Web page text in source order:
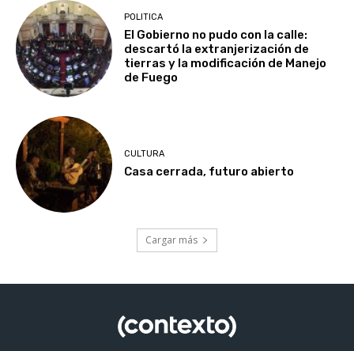
POLITICA
El Gobierno no pudo con la calle:
descartó la extranjerización de
tierras y la modificación de Manejo
de Fuego
CULTURA
Casa cerrada, futuro abierto
Cargar más